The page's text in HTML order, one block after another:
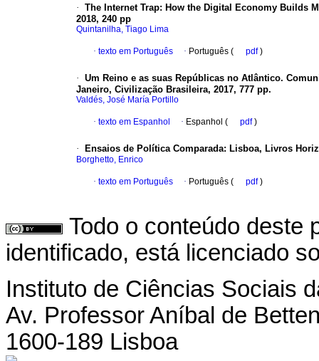
· The Internet Trap: How the Digital Economy Builds
2018, 240 pp
Quintanilha, Tiago Lima
· texto em Português · Português ( pdf)
· Um Reino e as suas Repúblicas no Atlântico.
Janeiro, Civilização Brasileira, 2017, 777 pp.
Valdés, José María Portillo
· texto em Espanhol · Espanhol ( pdf)
· Ensaios de Política Comparada: Lisboa, Livros
Borghetto, Enrico
· texto em Português · Português ( pdf)
Todo o conteúdo deste
identificado, está licenciado
Instituto de Ciências Sociais
Av. Professor Aníbal de
1600-189 Lisboa